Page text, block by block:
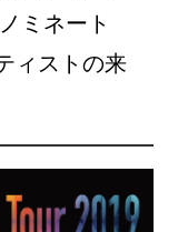
ミネート
ィストの来